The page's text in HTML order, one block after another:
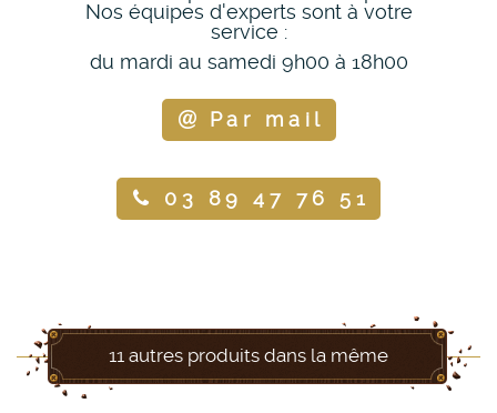
Nos équipes d'experts sont à votre
service :
du mardi au samedi 9h00 à 18h00
Par mail
03 89 47 76 51
11 autres produits dans la même